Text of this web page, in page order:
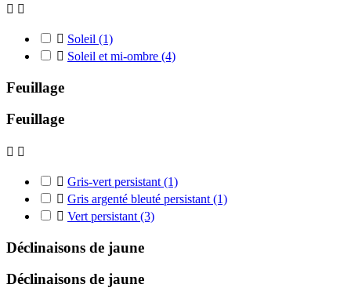
 
 Soleil (1)
 Soleil et mi-ombre (4)
Feuillage
Feuillage
 
 Gris-vert persistant (1)
 Gris argenté bleuté persistant (1)
 Vert persistant (3)
Déclinaisons de jaune
Déclinaisons de jaune